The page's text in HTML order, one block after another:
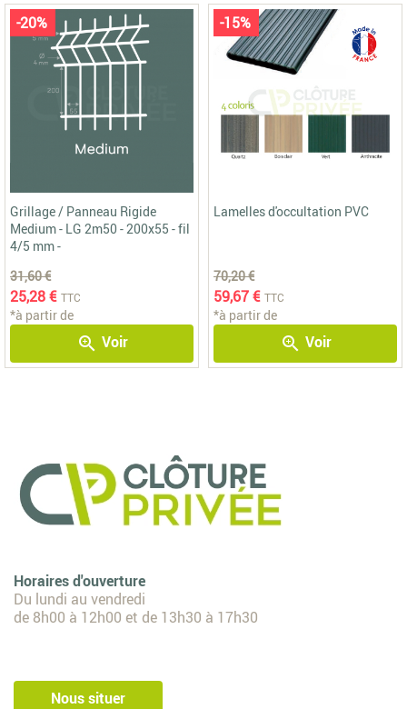
Grillage / Panneau Rigide
Medium - LG 2m50 - 200x55 - fil
4/5 mm -
31,60 €
25,28 € TTC
*à partir de
zoom_in Voir
-20%
Lamelles d'occultation PVC
70,20 €
59,67 € TTC
*à partir de
zoom_in Voir
-15%
Horaires d'ouverture
Du lundi au vendredi
de 8h00 à 12h00 et de 13h30 à 17h30
Nous situer